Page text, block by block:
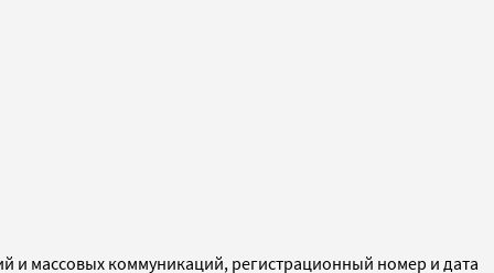
и массовых коммуникаций, регистрационный номер и дата